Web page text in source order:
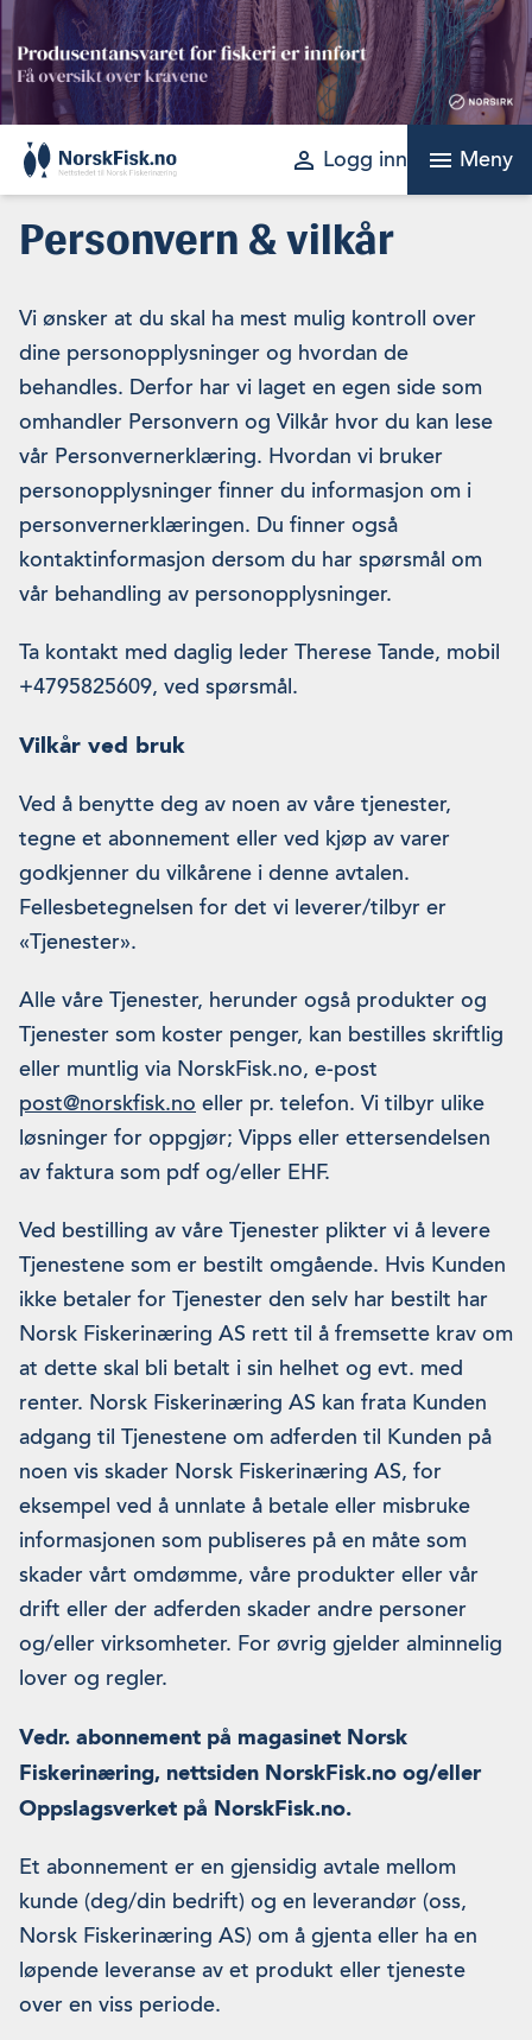
Skip
to
content
perm_identity Logg inn menu Meny
Personvern & vilkår
Vi ønsker at du skal ha mest mulig kontroll over
dine personopplysninger og hvordan de
behandles. Derfor har vi laget en egen side som
omhandler Personvern og Vilkår hvor du kan lese
vår Personvernerklæring. Hvordan vi bruker
personopplysninger finner du informasjon om i
personvernerklæringen. Du finner også
kontaktinformasjon dersom du har spørsmål om
vår behandling av personopplysninger.
Ta kontakt med daglig leder Therese Tande, mobil
+4795825609, ved spørsmål.
Vilkår ved bruk
Ved å benytte deg av noen av våre tjenester,
tegne et abonnement eller ved kjøp av varer
godkjenner du vilkårene i denne avtalen.
Fellesbetegnelsen for det vi leverer/tilbyr er
«Tjenester».
Alle våre Tjenester, herunder også produkter og
Tjenester som koster penger, kan bestilles skriftlig
eller muntlig via NorskFisk.no, e-post
post@norskfisk.no eller pr. telefon. Vi tilbyr ulike
løsninger for oppgjør; Vipps eller ettersendelsen
av faktura som pdf og/eller EHF.
Ved bestilling av våre Tjenester plikter vi å levere
Tjenestene som er bestilt omgående. Hvis Kunden
ikke betaler for Tjenester den selv har bestilt har
Norsk Fiskerinæring AS rett til å fremsette krav om
at dette skal bli betalt i sin helhet og evt. med
renter. Norsk Fiskerinæring AS kan frata Kunden
adgang til Tjenestene om adferden til Kunden på
noen vis skader Norsk Fiskerinæring AS, for
eksempel ved å unnlate å betale eller misbruke
informasjonen som publiseres på en måte som
skader vårt omdømme, våre produkter eller vår
drift eller der adferden skader andre personer
og/eller virksomheter. For øvrig gjelder alminnelig
lover og regler.
Vedr. abonnement på magasinet Norsk
Fiskerinæring, nettsiden NorskFisk.no og/eller
Oppslagsverket på NorskFisk.no.
Et abonnement er en gjensidig avtale mellom
kunde (deg/din bedrift) og en leverandør (oss,
Norsk Fiskerinæring AS) om å gjenta eller ha en
løpende leveranse av et produkt eller tjeneste
over en viss periode.